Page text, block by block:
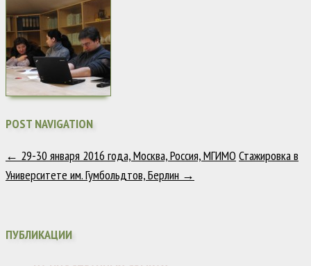
POST NAVIGATION
← 29-30 января 2016 года, Москва, Россия, МГИМО Стажировка в
Университете им. Гумбольдтов, Берлин →
ПУБЛИКАЦИИ